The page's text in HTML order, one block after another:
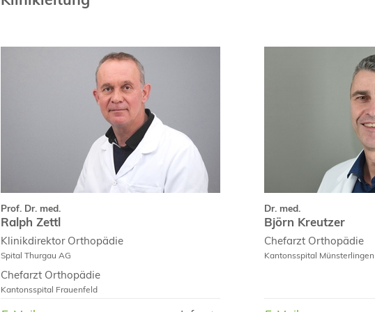
Prof. Dr. med.
Ralph Zettl
Klinikdirektor Orthopädie
Spital Thurgau AG
Chefarzt Orthopädie
Kantonsspital Frauenfeld
Fachpublikationen
Curriculum Vitae
Dr. med.
Björn Kreutzer
Chefarzt Orthopädie
Kantonsspital Münsterlingen